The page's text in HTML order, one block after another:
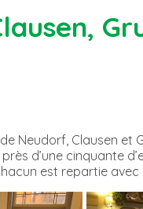
Neudorf, Clausen
d’une cinquante
est repartie